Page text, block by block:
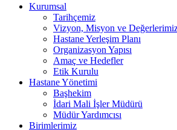
Kurumsal
Tarihçemiz
Vizyon, Misyon ve
Hastane Yerleşim Planı
Organizasyon Yapısı
Amaç ve Hedefler
Etik Kurulu
Hastane Yönetimi
Başhekim
İdari Mali İşler Müdürü
Müdür Yardımcısı
Birimlerimiz